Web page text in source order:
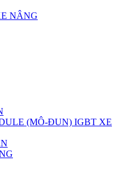
NÂNG
(MÔ-ĐUN) IGBT XE